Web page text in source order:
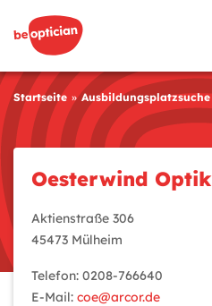
Startseite Ausbildungsplatzsuche
Oesterwind Optik
Aktienstraße 306
45473 Mülheim
Telefon: 0208-766640
E-Mail: coe@arcor.de